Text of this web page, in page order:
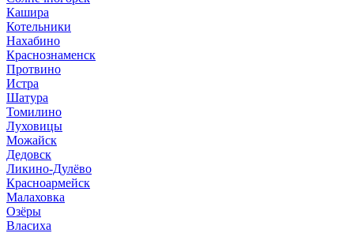
Кашира
Котельники
Нахабино
Краснознаменск
Протвино
Истра
Шатура
Томилино
Луховицы
Можайск
Дедовск
Ликино-Дулёво
Красноармейск
Малаховка
Озёры
Власиха